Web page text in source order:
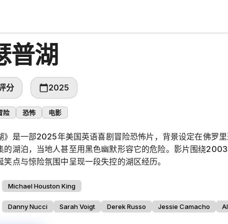
普湖
分 2025
险 恐怖 电影
》是一部2025年美国英语喜剧冒险恐怖片，背景设定在佛罗
的湖泊，当地人甚至用黑色幽默形容它的危险。影片围绕
笑点与惊险氛围中呈现一段失控的湖区经历。
Michael Houston King
Danny Nucci Sarah Voigt Derek Russo Jessie Camacho